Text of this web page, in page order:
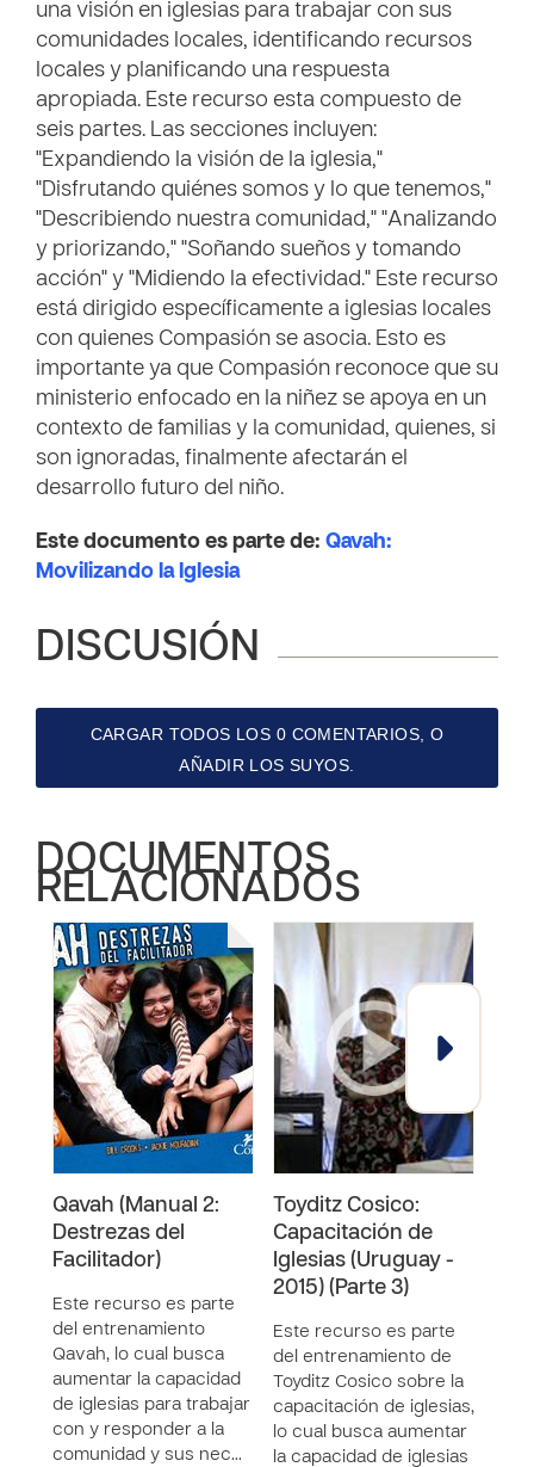
una visión en iglesias para trabajar con sus
comunidades locales, identificando recursos
locales y planificando una respuesta
apropiada. Este recurso esta compuesto de
seis partes. Las secciones incluyen:
"Expandiendo la visión de la iglesia,"
"Disfrutando quiénes somos y lo que tenemos,"
"Describiendo nuestra comunidad," "Analizando
y priorizando," "Soñando sueños y tomando
acción" y "Midiendo la efectividad." Este recurso
está dirigido específicamente a iglesias locales
con quienes Compasión se asocia. Esto es
importante ya que Compasión reconoce que su
ministerio enfocado en la niñez se apoya en un
contexto de familias y la comunidad, quienes, si
son ignoradas, finalmente afectarán el
desarrollo futuro del niño.
Este documento es parte de: Qavah:
Movilizando la Iglesia
DISCUSIÓN
CARGAR TODOS LOS 0 COMENTARIOS, O
AÑADIR LOS SUYOS.
DOCUMENTOS
RELACIONADOS
Qavah (Manual 2:
Destrezas del
Facilitador)
Este recurso es parte
del entrenamiento
Qavah, lo cual busca
aumentar la capacidad
de iglesias para trabajar
con y responder a la
comunidad y sus nec…
Toyditz Cosico:
Capacitación de
Iglesias (Uruguay -
2015) (Parte 3)
Este recurso es parte
del entrenamiento de
Toyditz Cosico sobre la
capacitación de iglesias,
lo cual busca aumentar
la capacidad de iglesias